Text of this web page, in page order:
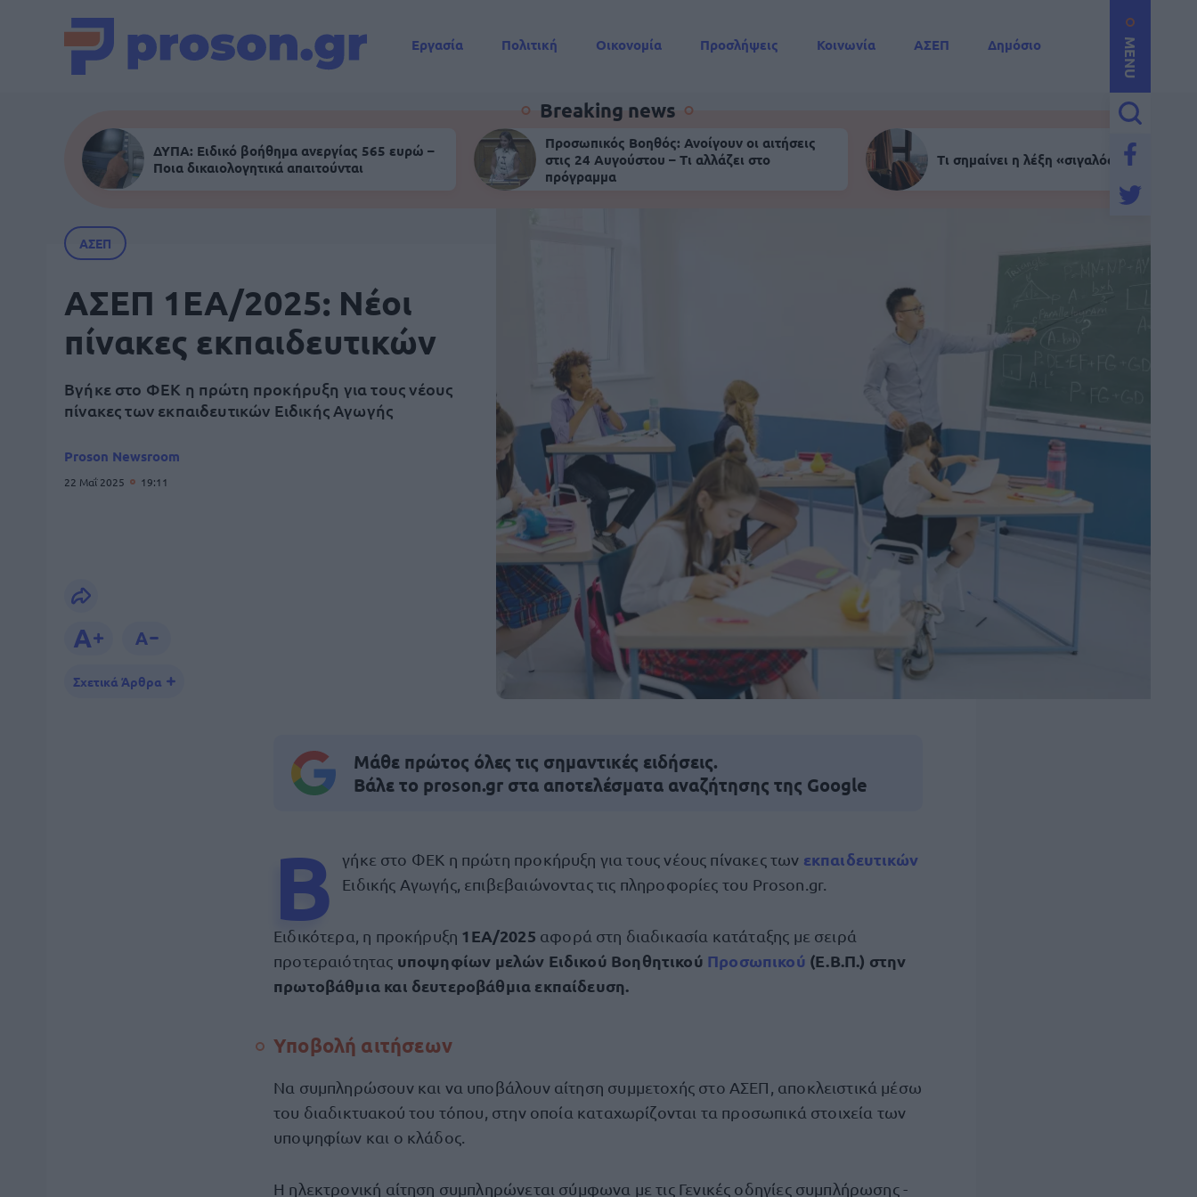
MENU
Εργασία Πολιτική Οικονομία Προσλήψεις Κοινωνία ΑΣΕΠ
Δημόσιο
Breaking news
ΔΥΠΑ: Ειδικό βοήθημα ανεργίας 565 ευρώ –
Ποια δικαιολογητικά απαιτούνται
Προσωπικός Βοηθός: Ανοίγουν οι αιτήσεις
στις 24 Αυγούστου – Τι αλλάζει στο
πρόγραμμα
Τι σημαίνει η λέξη «σιγαλός»
ΑΣΕΠ
ΑΣΕΠ 1ΕΑ/2025: Νέοι
πίνακες εκπαιδευτικών
Βγήκε στο ΦΕΚ η πρώτη προκήρυξη για τους νέους
πίνακες των εκπαιδευτικών Ειδικής Αγωγής
Proson Newsroom
22 Μαΐ 2025 19:11
Σχετικά Άρθρα
Μάθε πρώτος όλες τις σημαντικές ειδήσεις.
Βάλε το proson.gr στα αποτελέσματα αναζήτησης της Google
Β γήκε στο ΦΕΚ η πρώτη προκήρυξη για τους νέους πίνακες των εκπαιδευτικών
Ειδικής Αγωγής, επιβεβαιώνοντας τις πληροφορίες του Proson.gr.
Ειδικότερα, η προκήρυξη 1ΕΑ/2025 αφορά στη διαδικασία κατάταξης με σειρά
προτεραιότητας υποψηφίων μελών Ειδικού Βοηθητικού Προσωπικού (Ε.Β.Π.) στην
πρωτοβάθμια και δευτεροβάθμια εκπαίδευση.
Υποβολή αιτήσεων
Να συμπληρώσουν και να υποβάλουν αίτηση συμμετοχής στο ΑΣΕΠ, αποκλειστικά μέσω
του διαδικτυακού του τόπου, στην οποία καταχωρίζονται τα προσωπικά στοιχεία των
υποψηφίων και ο κλάδος.
Η ηλεκτρονική αίτηση συμπληρώνεται σύμφωνα με τις Γενικές οδηγίες συμπλήρωσης -